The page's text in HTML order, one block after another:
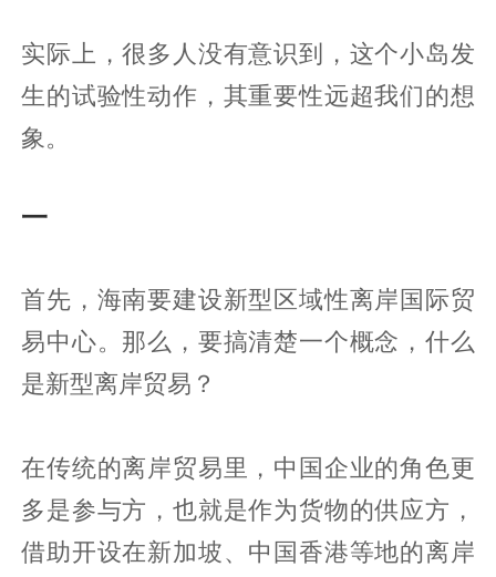
实际上，很多人没有意识到，这个小岛发
生的试验性动作，其重要性远超我们的想
象。
一
首先，海南要建设新型区域性离岸国际贸
易中心。那么，要搞清楚一个概念，什么
是新型离岸贸易？
在传统的离岸贸易里，中国企业的角色更
多是参与方，也就是作为货物的供应方，
借助开设在新加坡、中国香港等地的离岸